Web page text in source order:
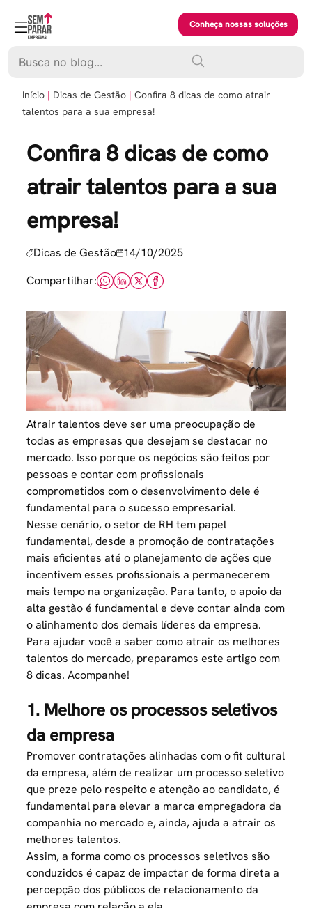
content
Conheça nossas soluções
Início Dicas de Gestão
Confira 8 dicas de como atrair
talentos para a sua empresa!
Confira 8 dicas de como
atrair talentos para a sua
empresa!
Dicas de Gestão 14/10/2025
Compartilhar:
Atrair talentos deve ser uma preocupação de
todas as empresas que desejam se destacar no
mercado. Isso porque os negócios são feitos por
pessoas e contar com profissionais
comprometidos com o desenvolvimento dele é
fundamental para o sucesso empresarial.
Nesse cenário, o setor de RH tem papel
fundamental, desde a promoção de contratações
mais eficientes até o planejamento de ações que
incentivem esses profissionais a permanecerem
mais tempo na organização. Para tanto, o apoio da
alta gestãoé fundamental e deve contar ainda com
o alinhamento dos demais líderes da empresa.
Para ajudar você a saber como atrair os melhores
talentos do mercado, preparamos este artigo com
8 dicas. Acompanhe!
1. Melhore os processos seletivos
da empresa
Promover contratações alinhadas com o fit cultural
da empresa, além de realizar um processo seletivo
que preze pelo respeito e atenção ao candidato, é
fundamental para elevar a marca empregadora da
companhia no mercado e, ainda, ajuda a atrair os
melhores talentos.
Assim, a forma como os processos seletivos são
conduzidos é capaz de impactar de forma direta a
percepção dos públicos de relacionamento da